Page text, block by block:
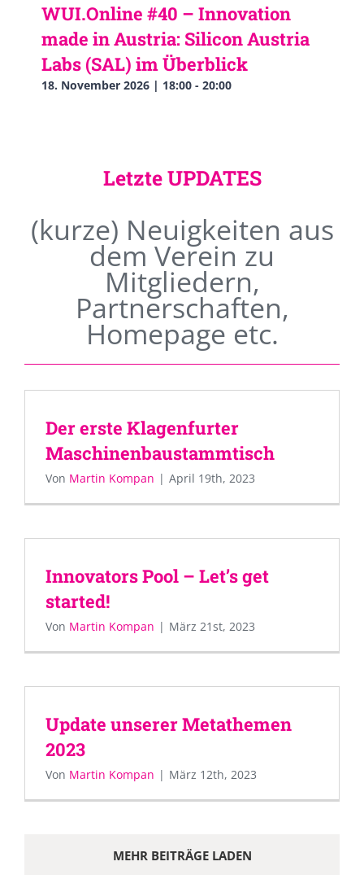
WUI.Online #40 – Innovation
made in Austria: Silicon Austria
Labs (SAL) im Überblick
18. November 2026 | 18:00 - 20:00
Letzte UPDATES
(kurze) Neuigkeiten aus
dem Verein zu
Mitgliedern,
Partnerschaften,
Homepage etc.
Der erste Klagenfurter
Maschinenbaustammtisch
Von Martin Kompan | April 19th, 2023
Innovators Pool – Let’s get
started!
Von Martin Kompan | März 21st, 2023
Update unserer Metathemen
2023
Von Martin Kompan | März 12th, 2023
MEHR BEITRÄGE LADEN